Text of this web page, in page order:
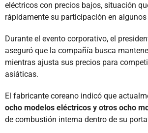
eléctricos con precios bajos, situación
rápidamente su participación en
Durante el evento corporativo, el
aseguró que la compañía busca
mientras ajusta sus precios para
asiáticas.
El fabricante coreano indicó que
ocho modelos eléctricos y otros ocho
de combustión interna dentro de su